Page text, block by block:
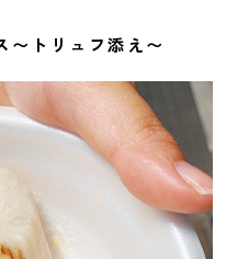
〜トリュフ添え〜